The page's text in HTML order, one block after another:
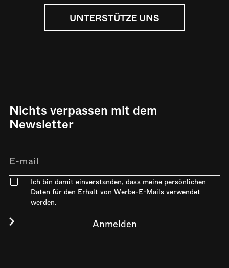
UNTERSTÜTZE UNS
Nichts verpassen mit dem
Newsletter
Ich bin damit einverstanden, dass meine persönlichen
Daten für den Erhalt von Werbe-E-Mails verwendet
werden.